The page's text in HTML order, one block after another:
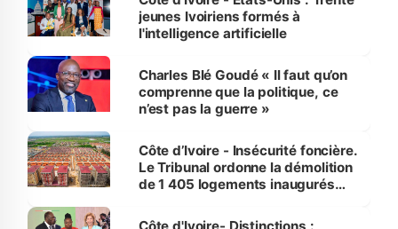
jeunes Ivoiriens formés à
l'intelligence artificielle
Charles Blé Goudé « Il faut qu’on
comprenne que la politique, ce
n’est pas la guerre »
Côte d’Ivoire - Insécurité foncière.
Le Tribunal ordonne la démolition
de 1 405 logements inaugurés
Bassam